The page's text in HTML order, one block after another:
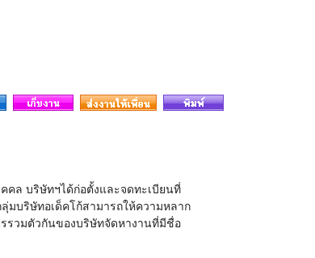
คล บริษัทฯได้ก่อตั้งและจดทะเบียนที่
มบริษัทอเด็คโก้สามารถให้ความหลาก
รวมตัวกันของบริษัทจัดหางานที่มีชื่อ